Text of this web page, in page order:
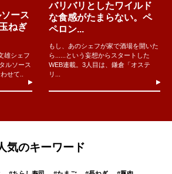
ース
ねぎ
雄シェフ
ルソース
せて..
バリバリとしたワイルド
な食感がたまらない。ペ
ペロン...
もし、あのシェフが家で酒場を開いた
ら......という妄想からスタートした
WEB連載。3人目は、鎌倉「オステ
リ...
気のキーワード